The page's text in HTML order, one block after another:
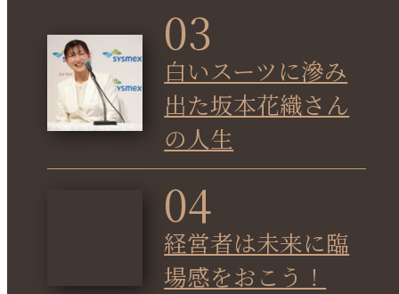
03
白いスーツに滲み
出た坂本花織さん
の人生
04
経営者は未来に臨
場感をおこう！